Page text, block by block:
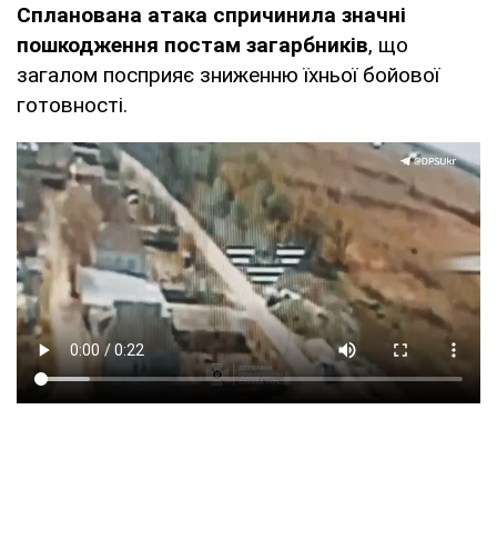
Спланована атака спричинила значні
пошкодження постам загарбників, що
загалом посприяє зниженню їхньої бойової
готовності.